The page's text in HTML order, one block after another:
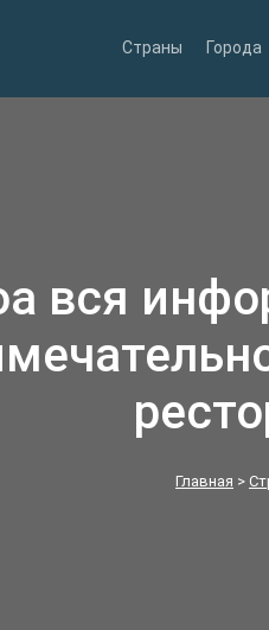
Страны Города
вся
Главная >